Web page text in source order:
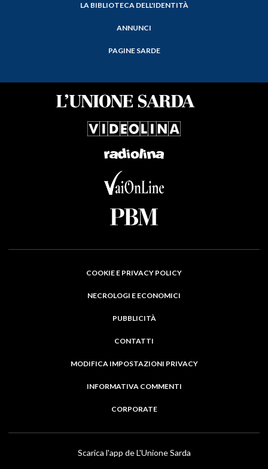
LA BIBLIOTECA DELL'IDENTITÀ
ANNUNCI
PAGINE SARDE
COOKIE E PRIVACY POLICY
NECROLOGI E ECONOMICI
PUBBLICITÀ
CONTATTI
MODIFICA IMPOSTAZIONI PRIVACY
INFORMATIVA COMMENTI
CORPORATE
Scarica l'app de L'Unione Sarda